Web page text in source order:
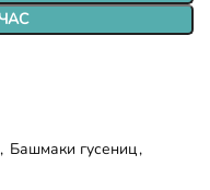
, Башмаки гусениц,